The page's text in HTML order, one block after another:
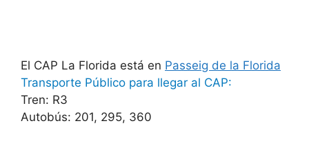
El CAP La Florida está en Passeig de la Florida
Transporte Público para llegar al CAP:
Tren: R3
Autobús: 201, 295, 360